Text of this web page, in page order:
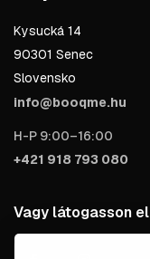
Kysucká 14
90301 Senec
Slovensko
info@booqme.hu
H-P 9:00–16:00
+421 918 793 080
Vagy látogasson